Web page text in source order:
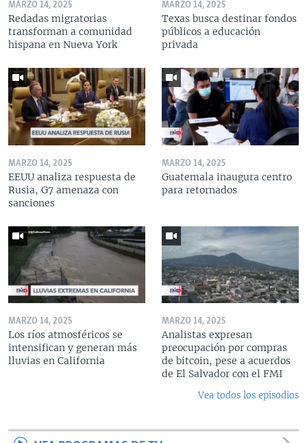
MARZO 14, 2025
Redadas migratorias
transforman a comunidad
hispana en Nueva York
MARZO 14, 2025
Texas busca destinar fondos
públicos a educación
privada
MARZO 14, 2025
EEUU analiza respuesta de
Rusia, G7 amenaza con
sanciones
MARZO 14, 2025
Guatemala inaugura centro
para retornados
MARZO 14, 2025
Los ríos atmosféricos se
intensifican y generan más
lluvias en California
MARZO 14, 2025
Analistas expresan
preocupación por compras
de bitcoin, pese a acuerdos
de El Salvador con el FMI
Vea todos los episodios